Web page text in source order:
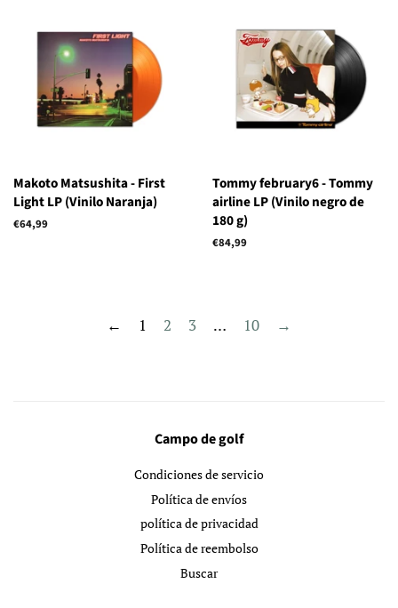
Makoto Matsushita - First
Light LP (Vinilo Naranja)
Precio
€64,99
Tommy february6 - Tommy
airline LP (Vinilo negro de
180 g)
Precio
€84,99
← 1 2 3 … 10 →
Campo de golf
Condiciones de servicio
Política de envíos
política de privacidad
Política de reembolso
Buscar